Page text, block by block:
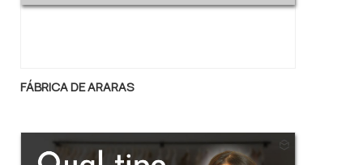
cliente final.Sem perder o foco em provador
mas de grande valia para saber a
muitas maneiras eficientes de demonstrar
competência e excelência em uma área de
FÁBRICA DE ARARAS